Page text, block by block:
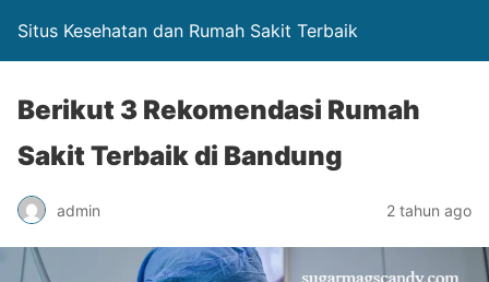
Situs Kesehatan dan Rumah Sakit Terbaik
Berikut 3 Rekomendasi Rumah
Sakit Terbaik di Bandung
admin 2 tahun ago